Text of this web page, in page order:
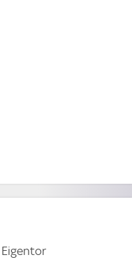
Eigentor